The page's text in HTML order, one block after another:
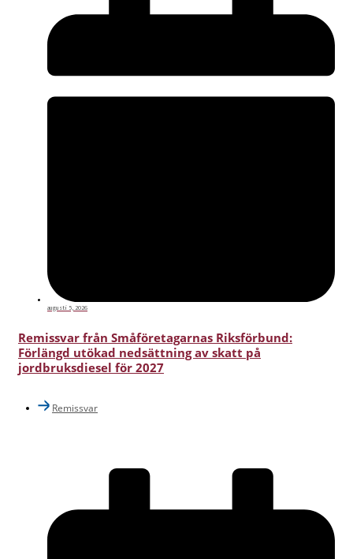
augusti 5, 2026
Remissvar från Småföretagarnas Riksförbund:
Förlängd utökad nedsättning av skatt på
jordbruksdiesel för 2027
Remissvar